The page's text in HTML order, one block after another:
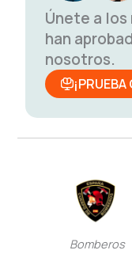
Únete a los
han
nosotros.
Bomberos